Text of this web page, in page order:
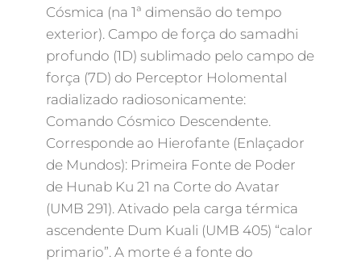
Cósmica (na 1ª dimensão do tempo
exterior). Campo de força do samadhi
profundo (1D) sublimado pelo campo de
força (7D) do Perceptor Holomental
radializado radiosonicamente:
Comando Cósmico Descendente.
Corresponde ao Hierofante (Enlaçador
de Mundos): Primeira Fonte de Poder
de Hunab Ku 21 na Corte do Avatar
(UMB 291). Ativado pela carga térmica
ascendente Dum Kuali (UMB 405) “calor
primario”. A morte é a fonte do